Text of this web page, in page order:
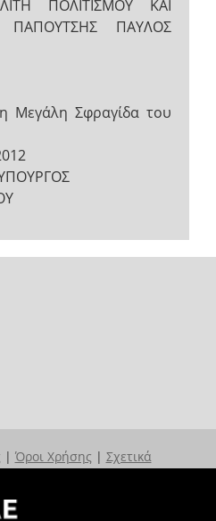
ΠΟΛΙΤΙΣΜΟΥ ΚΑΙ
ΠΑΠΟΥΤΣΗΣ ΠΑΥΛΟΣ
Μεγάλη Σφραγίδα του
| Όροι Χρήσης | Σχετικά